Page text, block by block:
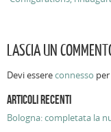
LASCIA UN
Devi essereconnesso
ARTICOLI RECENTI
Bologna: completata la